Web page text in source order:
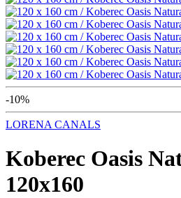
-10%
LORENA CANALS
Koberec Oasis
120x160